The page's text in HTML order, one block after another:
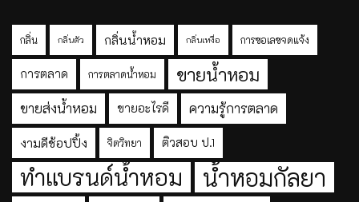
กลิ่น กลิ่นตัว กลิ่นน้ำหอม กลิ่นเหงื่อ การขอเลขจดแจ้ง
การตลาด การตลาดน้ำหอม ขายน้ำหอม
ขายส่งน้ำหอม ขายอะไรดี ความรู้การตลาด
งามดีช้อปปิ้ง จิตวิทยา ติวสอบ ป.1
ทำแบรนด์น้ำหอม น้ำหอมกัลยา